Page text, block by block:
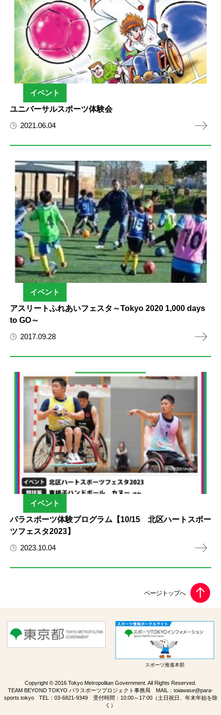
イベント
ユニバーサルスポーツ体験会
2021.06.04
イベント
アスリートふれあいフェスタ～Tokyo 2020 1,000 days
to GO～
2017.09.28
イベント
パラスポーツ体験プログラム【10/15 北区ハートスポー
ツフェスタ2023】
2023.10.04
スポーツ推進本部
Copyright © 2016 Tokyo Metropolitan Government. All Rights Reserved.
TEAM BEYOND TOKYO パラスポーツプロジェクト事務局 MAIL： toiawase@para-
sports.tokyoTEL： 03-6821-9349受付時間：10:00～17:00（土日祝日、年末年始を除
く）